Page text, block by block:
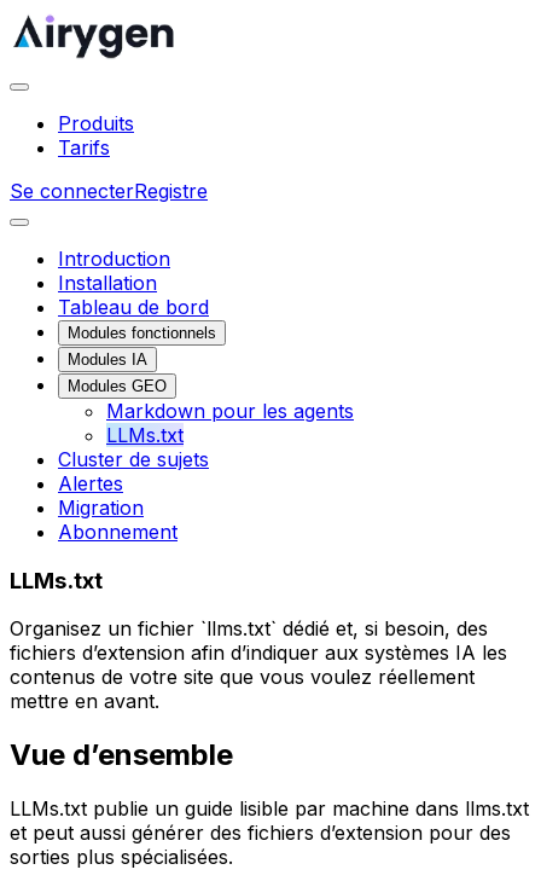
Produits
Tarifs
Se connecterRegistre
Introduction
Installation
Tableau de bord
Modules fonctionnels
Modules IA
Modules GEO
Markdown pour les agents
LLMs.txt
Cluster de sujets
Alertes
Migration
Abonnement
LLMs.txt
Organisez un fichier `llms.txt` dédié et, si besoin, des
fichiers d’extension afin d’indiquer aux systèmes IA les
contenus de votre site que vous voulez réellement
mettre en avant.
Vue d’ensemble
LLMs.txt publie un guide lisible par machine dans llms.txt
et peut aussi générer des fichiers d’extension pour des
sorties plus spécialisées.